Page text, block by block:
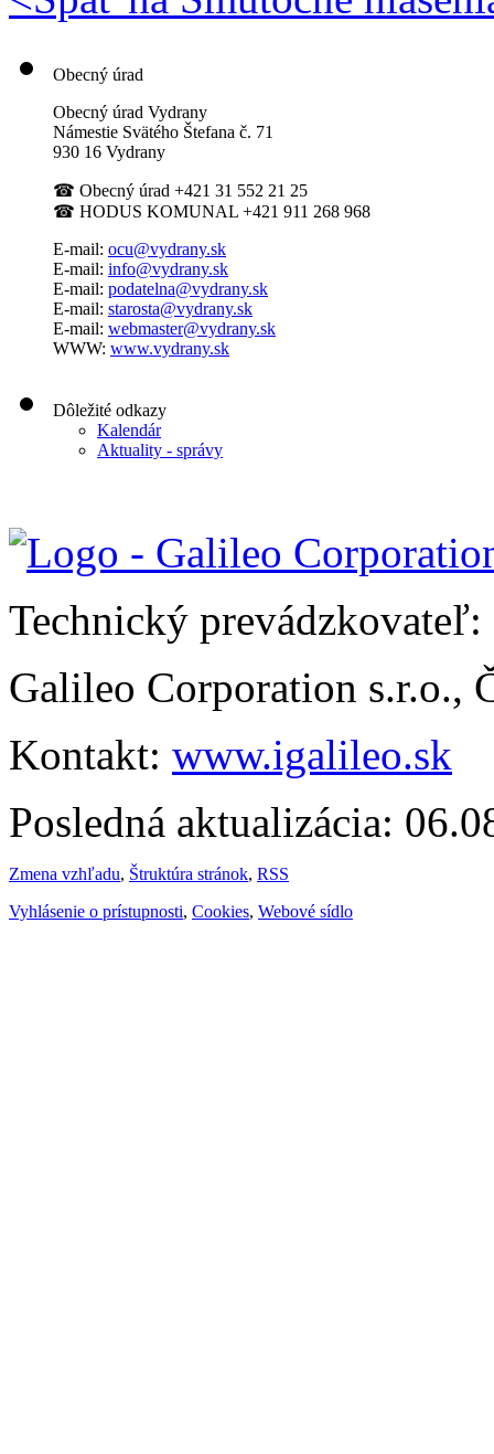
Obecný úrad
Obecný úrad Vydrany
Námestie Svätého Štefana č. 71
930 16 Vydrany
☎ Obecný úrad +421 31 552 21 25
☎ HODUS KOMUNAL +421 911 268 968
E-mail: ocu@vydrany.sk
E-mail: info@vydrany.sk
E-mail: podatelna@vydrany.sk
E-mail: starosta@vydrany.sk
E-mail: webmaster@vydrany.sk
WWW: www.vydrany.sk
Dôležité odkazy
Kalendár
Aktuality - správy
Technický prevádzkovateľ:
Galileo Corporation s.r.o.,
Kontakt: www.igalileo.sk
Posledná aktualizácia:
Zmena vzhľadu, Štruktúra stránok, RSS
Vyhlásenie o prístupnosti, Cookies, Webové sídlo